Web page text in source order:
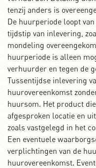
tenzij anders is
De huurperiode loopt
tijdstip van inlevering,
mondeling
huurperiode is alleen
verhuurder en tegen de
Tussentijdse inlevering
huurovereenkomst
huursom. Het product
afgesproken locatie en
zoals vastgelegd in het
Een eventuele
verplichtingen van de
huurovereenkomst.